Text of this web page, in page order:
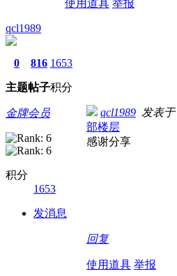
使用道具 举报
qcl1989
0
主题
816
帖子
1653
积分
金牌会员
积分
1653
发消息
qcl1989 发表于
部楼层
感谢分享
回复
使用道具 举报